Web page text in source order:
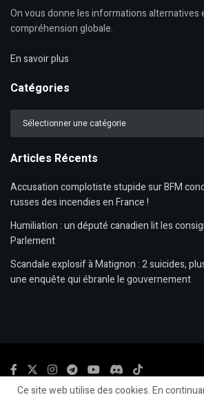
On vous donne les informations alternatives
compréhension globale.
En savoir plus
Catégories
Catégories
Articles Récents
Accusation complotiste stupide sur BFM
russes des incendies en France !
Humiliation : un député canadien lit les
Parlement
Scandale explosif à Matignon : 2 suicides,
une enquête qui ébranle le gouvernement
Ce site web utilise des cookies. En